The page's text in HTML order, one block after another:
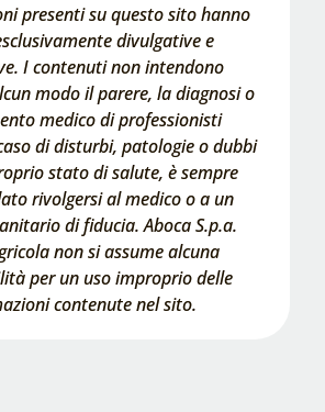
presenti su questo sito hanno
divulgative e
I contenuti non intendono
modo il parere, la diagnosi o
medico di professionisti
di disturbi, patologie o dubbi
stato di salute, è sempre
rivolgersi al medico o a un
di fiducia. Aboca S.p.a.
non si assume alcuna
per un uso improprio delle
contenute nel sito.